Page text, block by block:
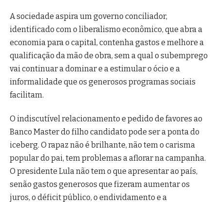
A sociedade aspira um governo conciliador,
identificado com o liberalismo econômico, que abra a
economia para o capital, contenha gastos e melhore a
qualificação da mão de obra, sem a qual o subemprego
vai continuar a dominar e a estimular o ócio e a
informalidade que os generosos programas sociais
facilitam.
O indiscutível relacionamento e pedido de favores ao
Banco Master do filho candidato pode ser a ponta do
iceberg. O rapaz não é brilhante, não tem o carisma
popular do pai, tem problemas a aflorar na campanha.
O presidente Lula não tem o que apresentar ao país,
senão gastos generosos que fizeram aumentar os
juros, o déficit público, o endividamento e a